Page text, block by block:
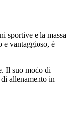
sportive e la massa
e vantaggioso, è
Il suo modo di
allenamento in